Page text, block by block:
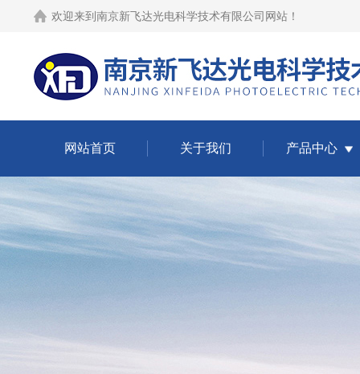
欢迎来到 南京新飞达光电科学技术有限公司网站 ！
网站首页 关于我们 产品中心